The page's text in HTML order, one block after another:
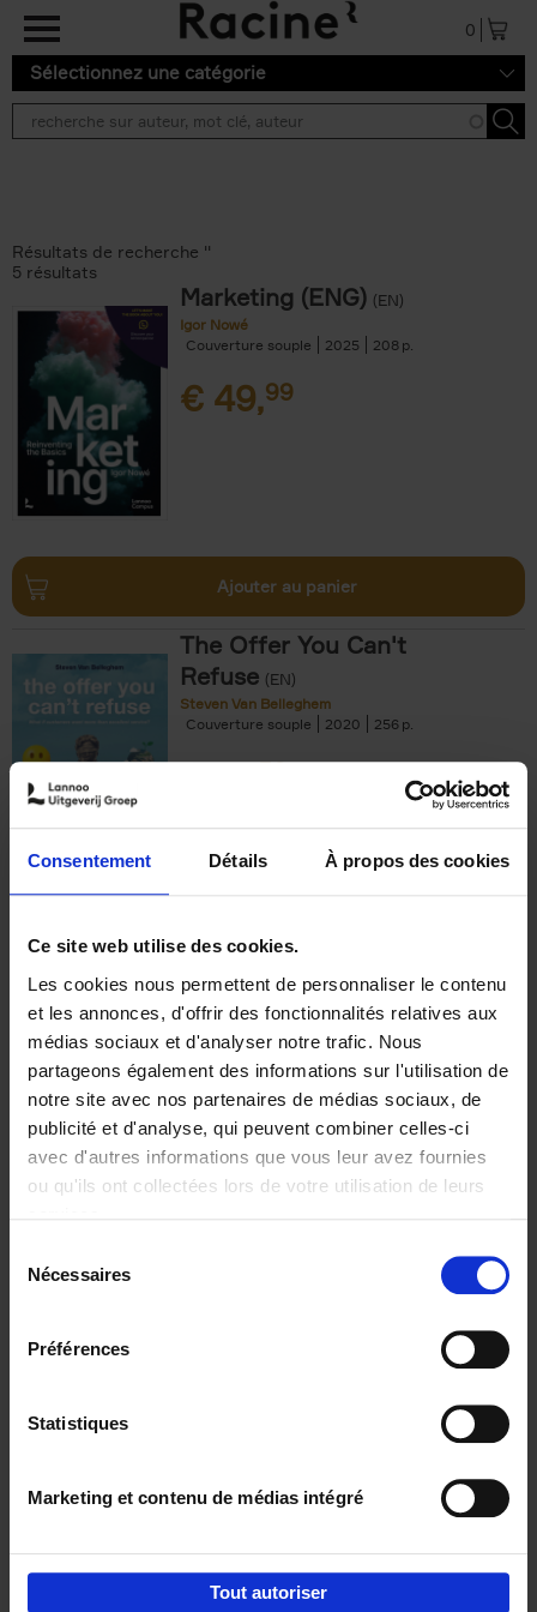
Consentement Détails À propos des cookies
Ce site web utilise des cookies.
Les cookies nous permettent de personnaliser le contenu
et les annonces, d'offrir des fonctionnalités relatives aux
médias sociaux et d'analyser notre trafic. Nous
partageons également des informations sur l'utilisation de
notre site avec nos partenaires de médias sociaux, de
publicité et d'analyse, qui peuvent combiner celles-ci
avec d'autres informations que vous leur avez fournies
ou qu'ils ont collectées lors de votre utilisation de leurs
Nécessaires
Préférences
Statistiques
Marketing et contenu de médias intégré
Tout autoriser
Aller au contenu principal
0
Sélectionnez une catégorie
Résultats de recherche ''
5 résultats
Marketing (ENG) (EN)
Igor Nowé
Couverture souple
2025 208
€ 49,99
Ajouter au panier
The Offer You Can't
Refuse (EN)
Steven Van Belleghem
Couverture souple
2020 256
€37,50
Building Bonds = Building
Business
Jochen Roef Jozefien De Feyter
Carolien Boom
Couverture souple
2025 200
€29,99
Digital marketing like a PRO -
completely revised edition (EN)